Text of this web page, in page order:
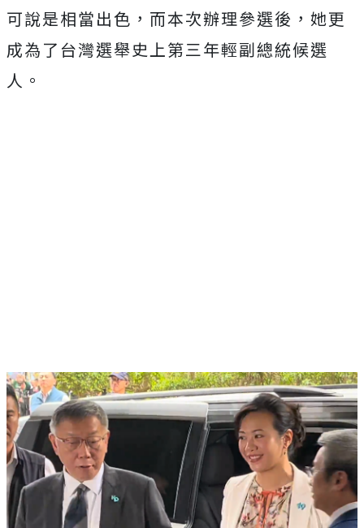
可說是相當出色，而本次辦理參選後，她更
成為了台灣選舉史上第三年輕副總統候選
人。